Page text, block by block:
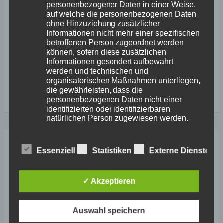
Produktionsstätte aussucht. Hier werden – ohne üppige
Subventionen wie bei der Ansiedlung von Chipfabriken
im Osten – nunmehr neue Arbeitsplätze entstehen und,
wie schon heute oft genug erwähnt, auch der
Plenarsitzung
Wefelscheid
Ansiedlung
Weiterlesen
Dez.
13
personenbezogener Daten in einer Weise,
auf welche die personenbezogenen Daten
ohne Hinzuziehung zusätzlicher
Informationen nicht mehr einer spezifischen
betroffenen Person zugeordnet werden
können, sofern diese zusätzlichen
Informationen gesondert aufbewahrt
werden und technischen und
organisatorischen Maßnahmen unterliegen,
die gewährleisten, dass die
personenbezogenen Daten nicht einer
identifizierten oder identifizierbaren
natürlichen Person zugewiesen werden.
g) Verantwortlicher oder für die
Verantwortlicher oder für die Verarbeitung
Verantwortlicher ist die natürliche oder
oder andere Stelle, die allein oder
Essenziell Statistiken Externe Dienste
✓ Akzeptieren
Auswahl speichern